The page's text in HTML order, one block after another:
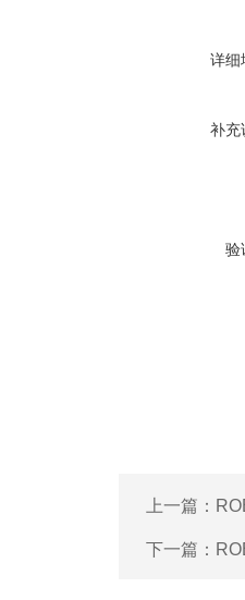
详细
补充
验
上一篇：
下一篇：